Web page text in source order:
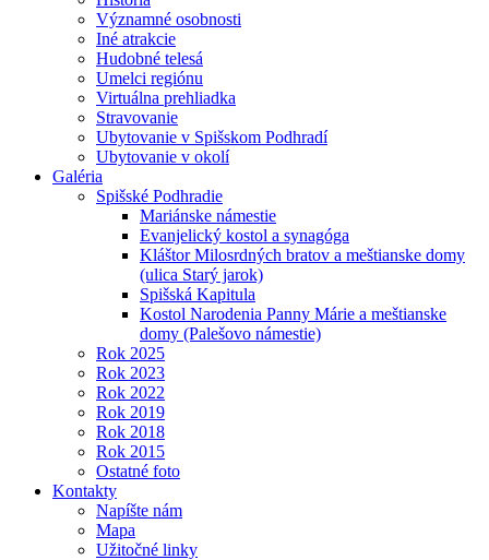
Významné osobnosti
Iné atrakcie
Hudobné telesá
Umelci regiónu
Virtuálna prehliadka
Stravovanie
Ubytovanie v Spišskom Podhradí
Ubytovanie v okolí
Galéria
Spišské Podhradie
Mariánske námestie
Evanjelický kostol a synagóga
Kláštor Milosrdných bratov a meštianske domy
(ulica Starý jarok)
Spišská Kapitula
Kostol Narodenia Panny Márie a meštianske
domy (Palešovo námestie)
Rok 2025
Rok 2023
Rok 2022
Rok 2019
Rok 2018
Rok 2015
Ostatné foto
Kontakty
Napíšte nám
Mapa
Užitočné linky